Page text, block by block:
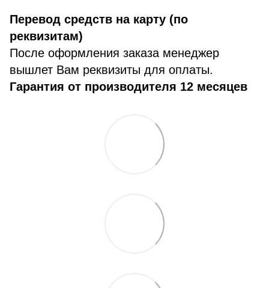
Перевод средств на карту (по
реквизитам)
После оформления заказа менеджер
вышлет Вам реквизиты для оплаты.
Гарантия от производителя 12 месяцев